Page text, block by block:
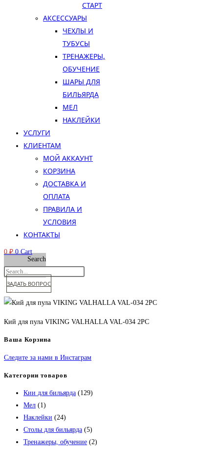
СТАРТ
АКСЕССУАРЫ
ЧЕХЛЫ И
ТУБУСЫ
ТРЕНАЖЕРЫ,
ОБУЧЕНИЕ
ШАРЫ ДЛЯ
БИЛЬЯРДА
МЕЛ
НАКЛЕЙКИ
УСЛУГИ
КЛИЕНТАМ
МОЙ АККАУНТ
КОРЗИНА
ДОСТАВКА И
ОПЛАТА
ПРАВИЛА И
УСЛОВИЯ
КОНТАКТЫ
0₽ 0 Cart
Search
ЗАДАТЬ ВОПРОС
Кий для пула VIKING VALHALLA VAL-034 2PC
Ваша Корзина
Следите за нами в Инстаграм
Категории товаров
Кии для бильярда (129)
Мел (1)
Наклейки (24)
Столы для бильярда (5)
Тренажеры, обучение (2)